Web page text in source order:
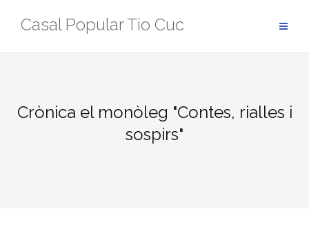
Casal Popular Tio Cuc
Crònica el monòleg "Contes, rialles i
sospirs"